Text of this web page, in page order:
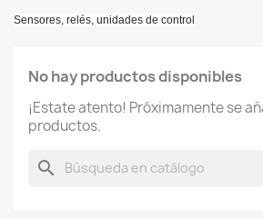
Sensores, relés, unidades de control
No hay productos disponibles
¡Estate atento! Próximamente se
productos.
search